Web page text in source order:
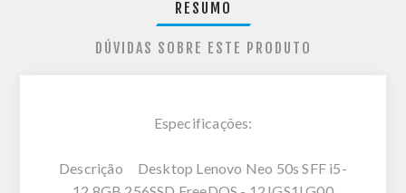
RESUMO
DÚVIDAS SOBRE ESTE PRODUTO
Especificações:
Descrição Desktop Lenovo Neo 50s SFF i5-